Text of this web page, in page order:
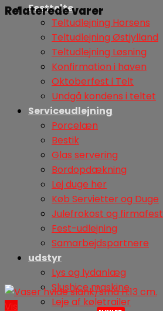
Festtelte
Teltudlejning Horsens
Teltudlejning Østjylland
Teltudlejning Løsning
Konfirmation i haven
Oktoberfest i Telt
Undgå kondens i teltet
Serviceudlejning
Porcelæn
Bestik
Glas servering
Bordopdækning
Lej duge her
Køb Servietter og Duge
Julefrokost og firmafest
Fest-udlejning
Samarbejdspartnere
udstyr
Lys og lydanlæg
Slushice maskine
Leje af køletrailer
Relaterede varer